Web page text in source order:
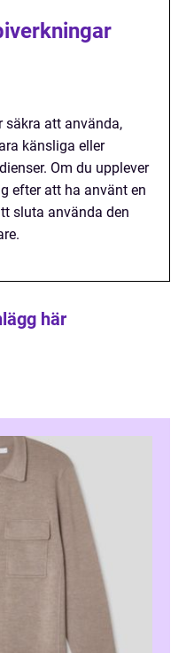
säkra att använda,
känsliga eller
Om du upplever
efter att ha använt en
sluta använda den
här